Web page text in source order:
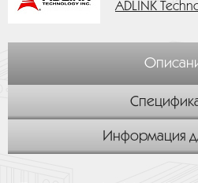
ADLINK
Информация